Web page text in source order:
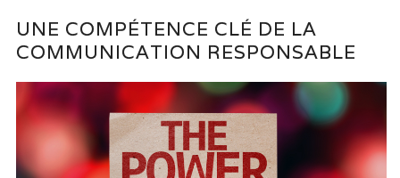
UNE COMPÉTENCE CLÉ DE LA
COMMUNICATION RESPONSABLE